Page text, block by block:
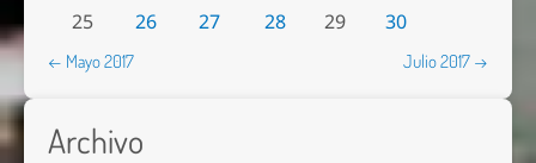
25
26 27 28 29 30
← Mayo 2017 Julio 2017 →
Archivo